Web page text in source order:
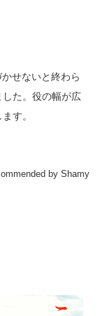
せないと終わら
た。役の幅が広
す。
by Shamy